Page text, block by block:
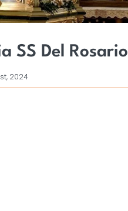
SS Del Rosario
2024